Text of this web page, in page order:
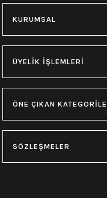
Black Label Society Yıkamalı
M L
KURUMSAL
ÜYELİK İŞLEMLERİ
ÖNE ÇIKAN
SÖZLEŞMELER